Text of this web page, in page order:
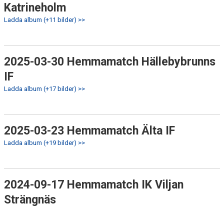
Katrineholm
Ladda album (+11 bilder) >>
2025-03-30 Hemmamatch Hällebybrunns
IF
Ladda album (+17 bilder) >>
2025-03-23 Hemmamatch Älta IF
Ladda album (+19 bilder) >>
2024-09-17 Hemmamatch IK Viljan
Strängnäs